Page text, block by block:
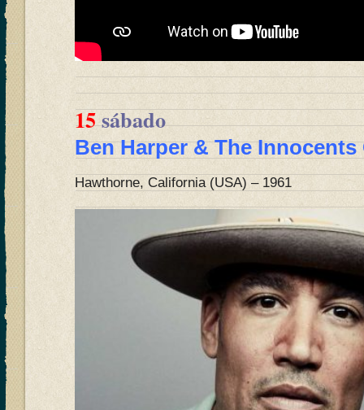
15sábado
Ben Harper & The
Hawthorne, California (USA) – 1961